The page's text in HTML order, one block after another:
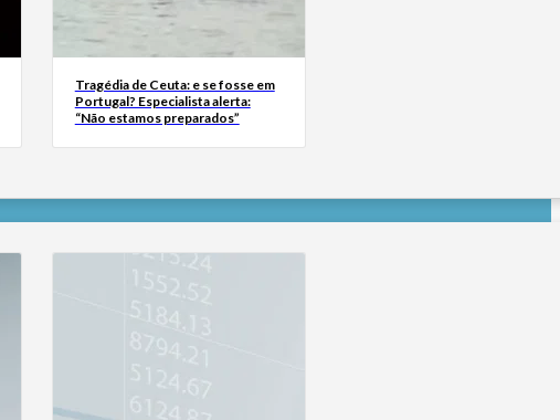
Tragédia de Ceuta: e se fosse em
Portugal? Especialista alerta:
“Não estamos preparados”